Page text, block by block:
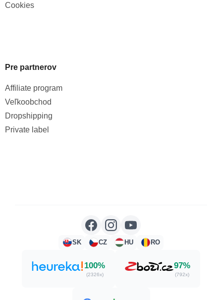
Cookies
Pre partnerov
Affiliate program
Veľkoobchod
Dropshipping
Private label
SK CZ HU RO
100%
(2326x)
97%
(792x)